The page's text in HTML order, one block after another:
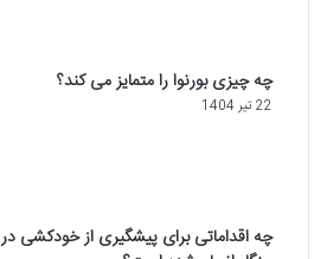
چه چیزی بورنوا را متمایز می کند؟
22 تیر 1404
چه اقداماتی برای پیشگیری از خودکشی در